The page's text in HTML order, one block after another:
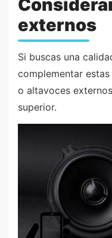
externos
Si buscas una
complementar
o altavoces
superior.